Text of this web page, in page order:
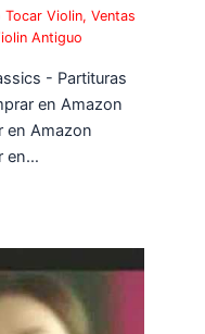
Tocar Violin,Ventas
Antiguo
- Partituras
en Amazon
en Amazon
en…